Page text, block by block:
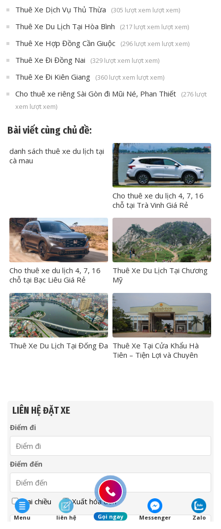
Thuê Xe Dịch Vụ Thủ Thừa (305 lượt xem lượt xem)
Thuê Xe Du Lịch Tại Hòa Bình (217 lượt xem lượt xem)
Thuê Xe Hợp Đồng Cần Giuộc (296 lượt xem lượt xem)
Thuê Xe Đi Đồng Nai (329 lượt xem lượt xem)
Thuê Xe Đi Kiên Giang (360 lượt xem lượt xem)
Cho thuê xe riêng Sài Gòn đi Mũi Né, Phan Thiết
(276 lượt
xem lượt xem)
Bài viết cùng chủ đề:
danh sách thuê xe du lịch tại
cà mau
Cho thuê xe du lịch 4, 7, 16
chỗ tại Trà Vinh Giá Rẻ
Cho thuê xe du lịch 4, 7, 16
chỗ tại Bạc Liêu Giá Rẻ
Thuê Xe Du Lịch Tại Chương
Mỹ
Thuê Xe Du Lịch Tại Đống Đa Thuê Xe Tại Cửa Khẩu Hà
Tiên – Tiện Lợi và Chuyên
LIÊN HỆ ĐẶT XE
Điểm đi
Điểm đến
Hai chiều Xuất hóa đơn
Menu liên hệ Gọi ngay Messenger Zalo